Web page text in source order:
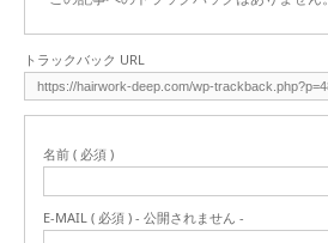
トラックバック URL
名前 ( 必須 )
E-MAIL ( 必須 ) - 公開されません -